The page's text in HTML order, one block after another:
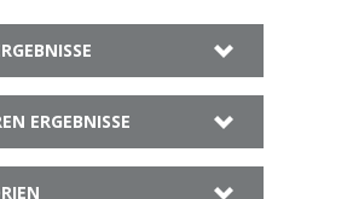
ERGEBNISSE